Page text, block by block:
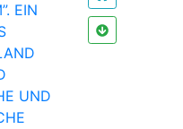
EIN
UND